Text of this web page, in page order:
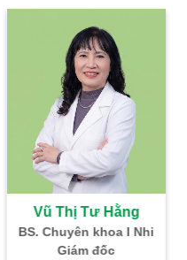
Vũ Thị Tư Hằng
BS. Chuyên khoa I Nhi
Giám đốc